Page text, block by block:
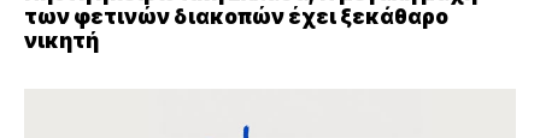
των φετινών διακοπών έχει ξεκάθαρο
νικητή